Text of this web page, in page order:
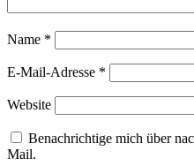
Name *
E-Mail-Adresse *
Website
Benachrichtige mich über
Mail.